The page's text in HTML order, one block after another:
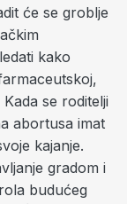
će se groblje
kako
se roditelji
abortusa imat
kajanje.
gradom i
budućeg